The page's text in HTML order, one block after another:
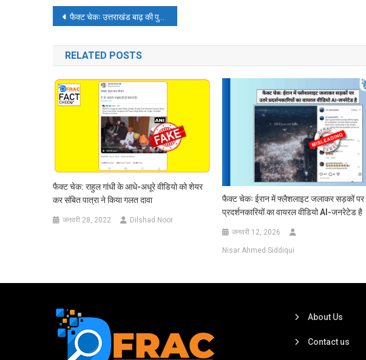
पोस्ट
नेविगेशन
फैक्ट चेकः उत्तराखंड बाढ़ की पुरानी तस्वीर को बेंगलुरु बाढ़ का बताकर वायरल
RELATED POSTS
फैक्ट चेक: राहुल गांधी के आधे-अधूरे वीडियो को शेयर
कर संबित पात्रा ने किया गलत दावा
जनवरी 28, 2022 Dilshad Noor
फैक्ट चेकः ईरान में फ्लैशलाइट जलाकर सड़कों पर
प्रदर्शनकारियों का वायरल वीडियो AI-जनरेटेड है
जनवरी 12, 2026
Nisar Ahmed Siddiqui
About Us
Contact us